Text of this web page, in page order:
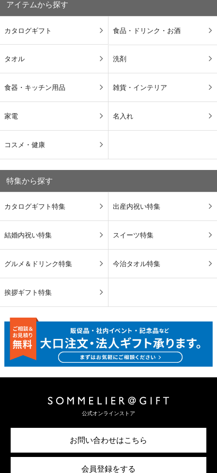
アイテムから探す
カタログギフト 食品・ドリンク・お酒
タオル 洗剤
食器・キッチン用品 雑貨・インテリア
家電 名入れ
コスメ・健康
特集から探す
カタログギフト特集 出産内祝い特集
結婚内祝い特集 スイーツ特集
グルメ＆ドリンク特集 今治タオル特集
挨拶ギフト特集
公式オンラインストア
お問い合わせはこちら
会員登録をする